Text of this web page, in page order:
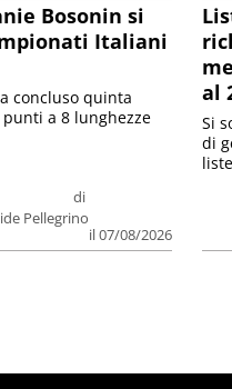
Bosonin si
Italiani
di
Pellegrino
il 07/08/2026
concluso quinta
a 8 lunghezze
al
Si
di